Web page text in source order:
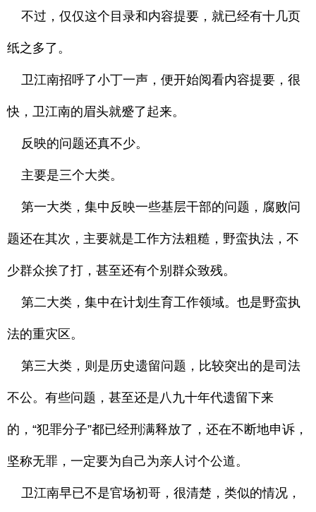
不过，仅仅这个目录和内容提要，就已经有十几页
纸之多了。
卫江南招呼了小丁一声，便开始阅看内容提要，很
快，卫江南的眉头就蹙了起来。
反映的问题还真不少。
主要是三个大类。
第一大类，集中反映一些基层干部的问题，腐败问
题还在其次，主要就是工作方法粗糙，野蛮执法，不
少群众挨了打，甚至还有个别群众致残。
第二大类，集中在计划生育工作领域。也是野蛮执
法的重灾区。
第三大类，则是历史遗留问题，比较突出的是司法
不公。有些问题，甚至还是八九十年代遗留下来
的，“犯罪分子”都已经刑满释放了，还在不断地申诉，
坚称无罪，一定要为自己为亲人讨个公道。
卫江南早已不是官场初哥，很清楚，类似的情况，